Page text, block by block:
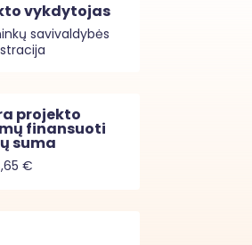
vykdytojas
savivaldybės
projekto
finansuoti
suma
€